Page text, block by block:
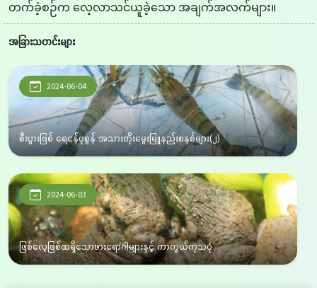
တက်ခဲ့စဉ်က လေ့လာသင်ယူခဲ့သော အချက်အလက်များ။
အခြားသတင်းများ
2024-06-04
စီးပွားဖြစ် ရေငန်ပုစွန် အသားတိုးမွေးမြူနည်းစနစ်များ(၂)
2024-06-03
ဖြစ်လေ့ဖြစ်ထရှိသောဖားရောဂါများနှင့် ကာကွယ်ကုသပုံ